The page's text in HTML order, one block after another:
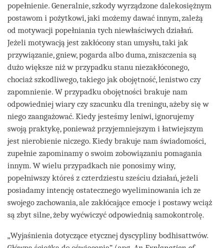
popełnienie. Generalnie, szkody wyrządzone dalekosiężnym
postawom i pożytkowi, jaki możemy dawać innym, zależą
od motywacji popełniania tych niewłaściwych działań.
Jeżeli motywacją jest zakłócony stan umysłu, taki jak
przywiązanie, gniew, pogarda albo duma, zniszczenia są
dużo większe niż w przypadku stanu niezakłóconego,
chociaż szkodliwego, takiego jak obojętność, lenistwo czy
zapomnienie. W przypadku obojętności brakuje nam
odpowiedniej wiary czy szacunku dla treningu, ażeby się w
niego zaangażować. Kiedy jesteśmy leniwi, ignorujemy
swoją praktykę, ponieważ przyjemniejszym i łatwiejszym
jest nierobienie niczego. Kiedy brakuje nam świadomości,
zupełnie zapominamy o swoim zobowiązaniu pomagania
innym. W wielu przypadkach nie ponosimy winy,
popełniwszy któreś z czterdziestu sześciu działań, jeżeli
posiadamy intencję ostatecznego wyeliminowania ich ze
swojego zachowania, ale zakłócające emocje i postawy wciąż
są zbyt silne, żeby wyćwiczyć odpowiednią samokontrolę.
„Wyjaśnienia dotyczące etycznej dyscypliny bodhisattwów.